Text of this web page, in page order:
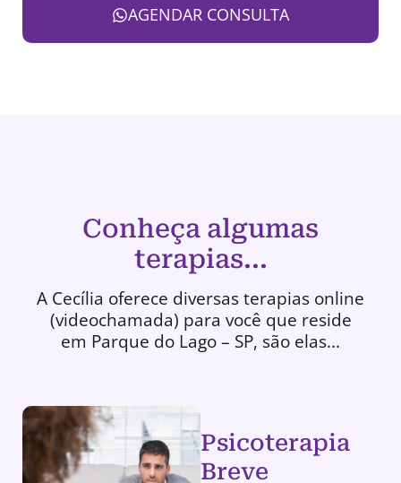
AGENDAR CONSULTA
Conheça algumas
terapias...
A Cecília oferece diversas terapias online
(videochamada) para você que reside
em Parque do Lago – SP, são elas...
Psicoterapia
Breve